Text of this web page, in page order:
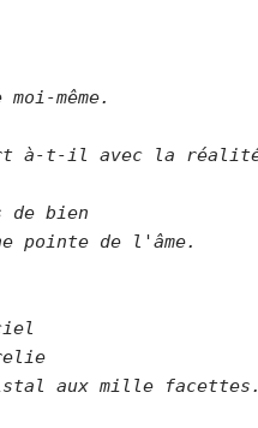
moi-même.
à-t-il avec la
de bien
pointe de l'âme.
ciel
relie
aux mille